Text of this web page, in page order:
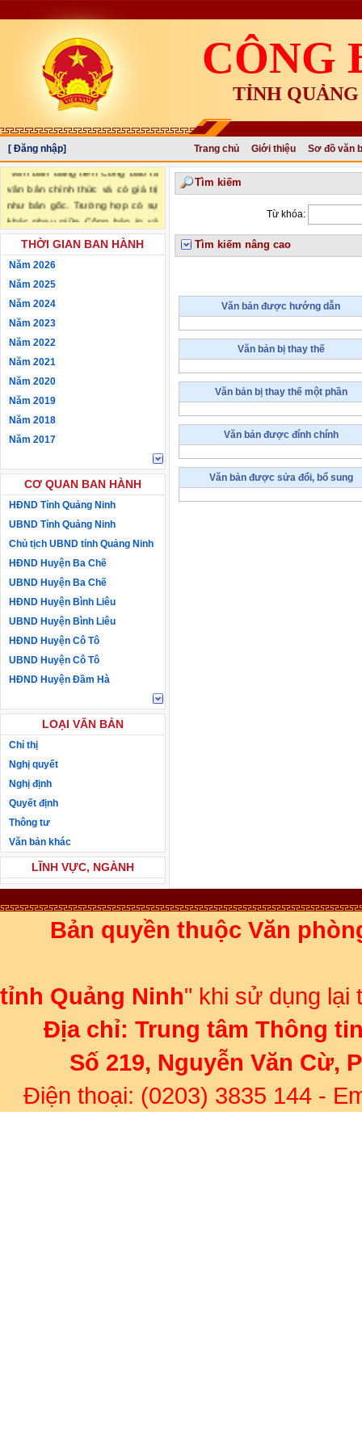
CÔNG
TỈNH
[ Đăng nhập] Trang chủ Giới thiệu
Sơ đồ văn
"Văn bản đăng trên Công báo là
văn bản chính thức và có giá trị
như bản gốc. Trường hợp có sự
khác nhau giữa Công báo in và
Công báo điện tử thì sử dụng
Công báo in làm căn cứ chính
thức." (trích Nghị định số
34/2016/NĐ-CP ngày 14/05/2016
của Chính phủ)
THỜI GIAN BAN HÀNH
Năm 2026
Năm 2025
Năm 2024
Năm 2023
Năm 2022
Năm 2021
Năm 2020
Năm 2019
Năm 2018
Năm 2017
CƠ QUAN BAN HÀNH
HĐND Tỉnh Quảng Ninh
UBND Tỉnh Quảng Ninh
Chủ tịch UBND tỉnh Quảng Ninh
HĐND Huyện Ba Chẽ
UBND Huyện Ba Chẽ
HĐND Huyện Bình Liêu
UBND Huyện Bình Liêu
HĐND Huyện Cô Tô
UBND Huyện Cô Tô
HĐND Huyện Đầm Hà
LOẠI VĂN BẢN
Chỉ thị
Nghị quyết
Nghị định
Quyết định
Thông tư
Văn bản khác
LĨNH VỰC, NGÀNH
Tìm kiếm
Từ khóa:
Tìm kiếm nâng cao
Văn bản được hướng dẫn
Văn bản bị thay thế
Văn bản bị thay thế một phần
Văn bản được đính chính
Văn bản được sửa đổi, bổ sung
Bản quyền thuộc Văn
tỉnh Quảng Ninh" khi sử dụng lại
Địa chỉ: Trung tâm Thông
Số 219, Nguyễn Văn Cừ,
Điện thoại: (0203) 3835 144 -